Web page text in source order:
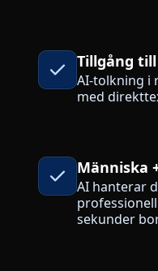
Tillverkningsindustri
Offentliga Institutioner
Tillgång
AI-tolkning i
med
Människa
AI hanterar
sekunder